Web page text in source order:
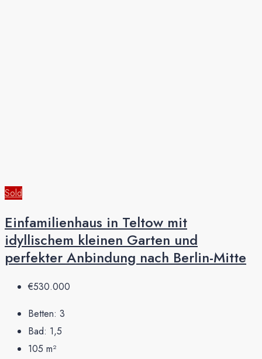
Sold
Einfamilienhaus in Teltow mit
idyllischem kleinen Garten und
perfekter Anbindung nach Berlin-Mitte
€530.000
Betten: 3
Bad: 1,5
105 m²